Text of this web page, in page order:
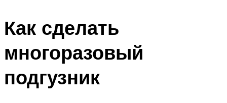
Как сделать
многоразовый
подгузник